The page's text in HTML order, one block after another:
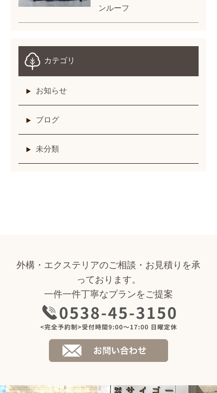
ンルーフ
カテゴリ
お知らせ
ブログ
未分類
外構・エクステリアのご相談・お見積りを承
っております。
一件一件丁寧なプランをご提案